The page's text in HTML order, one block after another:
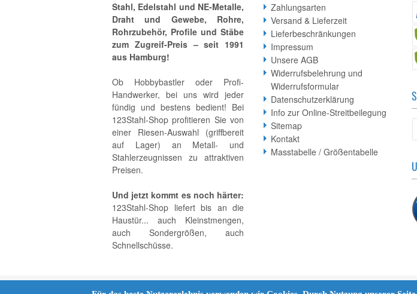
Stahl, Edelstahl und NE-Metalle,
Draht und Gewebe, Rohre,
Rohrzubehör, Profile und Stäbe
zum Zugreif-Preis – seit 1991
aus Hamburg!
Ob Hobbybastler oder Profi-
Handwerker, bei uns wird jeder
fündig und bestens bedient! Bei
123Stahl-Shop profitieren Sie von
einer Riesen-Auswahl (griffbereit
auf Lager) an Metall- und
Stahlerzeugnissen zu attraktiven
Preisen.
Und jetzt kommt es noch härter:
123Stahl-Shop liefert bis an die
Haustür... auch Kleinstmengen,
auch Sondergrößen, auch
Schnellschüsse.
Zahlungsarten
Versand & Lieferzeit
Lieferbeschränkungen
Impressum
Unsere AGB
Widerrufsbelehrung und
Widerrufsformular
Datenschutzerklärung
Info zur Online-Streitbeilegung
Sitemap
Kontakt
Masstabelle / Größentabelle